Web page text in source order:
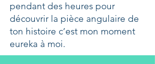
pendant des heures pour
découvrir la pièce angulaire de
ton histoire c’est mon moment
eureka à moi.